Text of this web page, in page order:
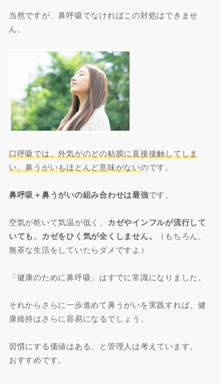
当然ですが、鼻呼吸でなければこの対処はできませ
ん。
口呼吸では、外気がのどの粘膜に直接接触してしま
い、鼻うがいもほとんど意味がないのです。
鼻呼吸＋鼻うがいの組み合わせは最強です。
空気が乾いて気温が低く、 カゼやインフルが流行して
いても、カゼをひく気が全くしません。
（もちろん、
無茶な生活をしていたらダメですよ）
「健康のために鼻呼吸」はすでに常識になりました。
それからさらに一歩進めて鼻うがいを実践すれば、健
康維持はさらに容易になるでしょう。
習慣にする価値はある、と管理人は考えています。
おすすめです。